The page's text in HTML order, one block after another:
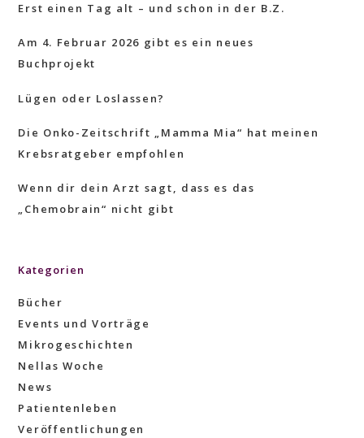
Erst einen Tag alt – und schon in der B.Z.
Am 4. Februar 2026 gibt es ein neues
Buchprojekt
Lügen oder Loslassen?
Die Onko-Zeitschrift „Mamma Mia“ hat meinen
Krebsratgeber empfohlen
Wenn dir dein Arzt sagt, dass es das
„Chemobrain“ nicht gibt
Kategorien
Bücher
Events und Vorträge
Mikrogeschichten
Nellas Woche
News
Patientenleben
Veröffentlichungen